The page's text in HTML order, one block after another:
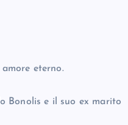
eterno.
Bonolis e il suo ex marito